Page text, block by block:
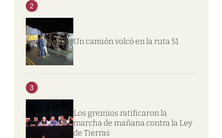
2
Un camión volcó en la ruta 51
3
Los gremios ratificaron la
marcha de mañana contra la Ley
de Tierras